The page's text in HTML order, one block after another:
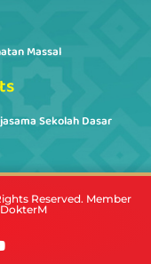
Massal
Sekolah Dasar
Reserved. Member